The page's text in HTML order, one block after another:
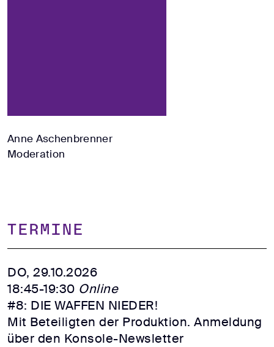
Anne Aschenbrenner
Moderation
TERMINE
DO, 29.10.2026
18:45-19:30 Online
#8: DIE WAFFEN NIEDER!
Mit Beteiligten der Produktion. Anmeldung
über den Konsole-Newsletter